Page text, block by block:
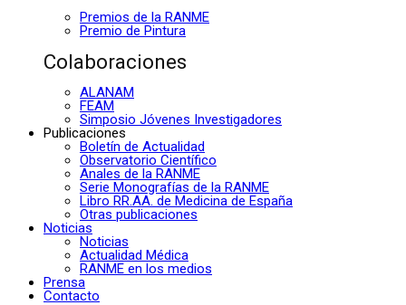
Premios de la RANME
Premio de Pintura
Colaboraciones
ALANAM
FEAM
Simposio Jóvenes Investigadores
Publicaciones
Boletín de Actualidad
Observatorio Científico
Anales de la RANME
Serie Monografías de la RANME
Libro RR.AA. de Medicina de España
Otras publicaciones
Noticias
Noticias
Actualidad Médica
RANME en los medios
Prensa
Contacto